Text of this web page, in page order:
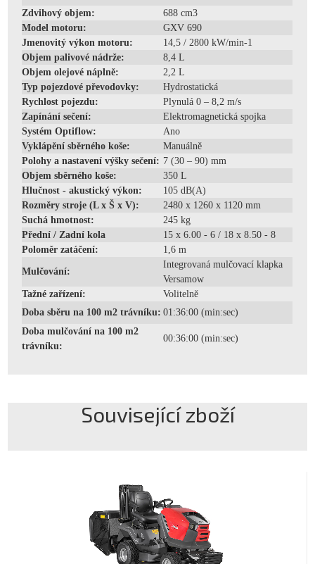
Zdvihový objem:
688 cm3
Model motoru:
GXV 690
Jmenovitý výkon motoru:
14,5 / 2800 kW/min-1
Objem palivové nádrže:
8,4 L
Objem olejové náplně:
2,2 L
Typ pojezdové převodovky:
Hydrostatická
Rychlost pojezdu:
Plynulá 0 – 8,2 m/s
Zapínání sečení:
Elektromagnetická spojka
Systém Optiflow:
Ano
Vyklápění sběrného koše:
Manuálně
Polohy a nastavení výšky sečení: 7 (30 – 90) mm
Objem sběrného koše:
350 L
Hlučnost - akustický výkon:
105 dB(A)
Rozměry stroje (L x Š x V):
2480 x 1260 x 1120 mm
Suchá hmotnost:
245 kg
Přední / Zadní kola
15 x 6.00 - 6 / 18 x 8.50 - 8
Poloměr zatáčení:
1,6 m
Mulčování:
Integrovaná mulčovací klapka
Versamow
Tažné zařízení:
Volitelně
Doba sběru na 100 m2 trávníku: 01:36:00 (min:sec)
Doba mulčování na 100 m2
trávníku:
00:36:00 (min:sec)
Související zboží